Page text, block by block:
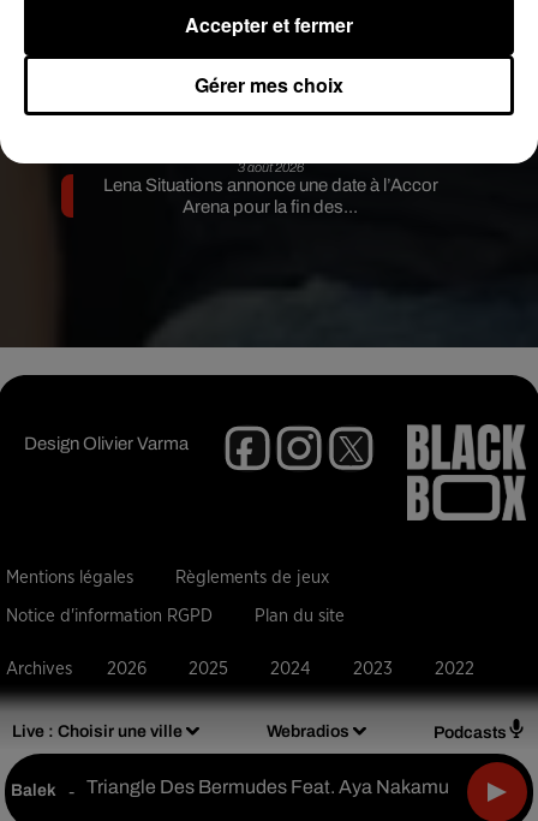
Live : Choisir une ville Webradios Podcasts
Balek - Triangle Des Bermudes Feat. Aya Nakamura
Benjamin Biolay sort le clip de sa reprise de PNL
Rim’K revient bien entouré dans son nouvel EP
« Soleil de minuit »
3 août 2026
Lena Situations annonce une date à l’Accor
Arena pour la fin des...
DesignOlivier Varma
Mentions légales Règlements de jeux
Notice d'information RGPD Plan du site
Archives 2026 2025 2024 2023 2022
Gérer mes choix
Accepter et fermer